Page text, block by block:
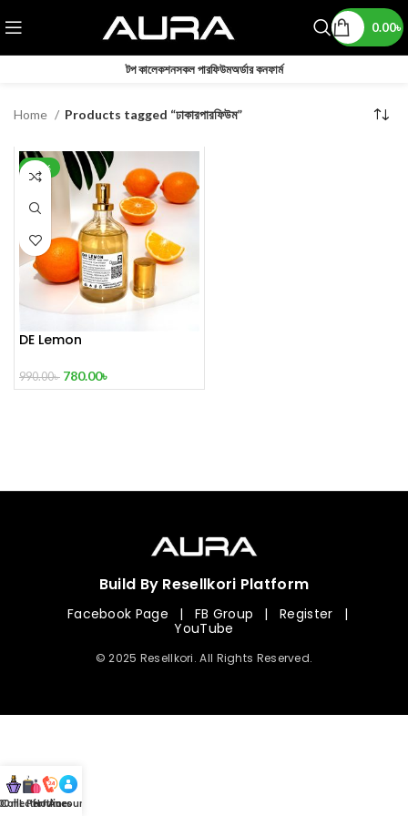
0.00৳
টপ কালেকশনসকল পারফিউমঅর্ডার কনফার্ম
Home Products tagged “ঢাকারপারফিউম”
-21%
DE Lemon
990.00৳ 780.00৳
Build By Resellkori Platform
Facebook Page | FB Group | Register
|
YouTube
© 2025 Resellkori. All Rights Reserved.
mL Perfumes
Hotline
Account